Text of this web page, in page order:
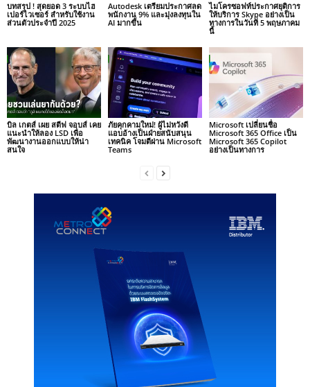
บทสรุป ! สุดยอด 3 ระบบไฮ
เปอร์ไวเซอร์ สำหรับใช้งาน
ส่วนตัวประจำปี 2025
Autodesk เตรียมประกาศลด
พนักงาน 9% และมุ่งลงทุนใน
AI มากขึ้น
ไมโครซอฟท์ประกาศยุติการ
ให้บริการ Skype อย่างเป็น
ทางการในวันที่ 5 พฤษภาคม
นี้
บิล เกตส์ เผย สตีฟ จอบส์ เคย
แนะนำให้ลอง LSD เพื่อ
พัฒนางานออกแบบให้น่า
สนใจ
ภัยคุกคามใหม่! ผู้ไม่หวังดี
แอบอ้างเป็นฝ่ายสนับสนุน
เทคนิค โจมตีผ่าน Microsoft
Teams
Microsoft เปลี่ยนชื่อ
Microsoft 365 Office เป็น
Microsoft 365 Copilot
อย่างเป็นทางการ